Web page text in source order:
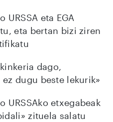
URSSA eta EGA
eta bertan bizi ziren
dago,
dugu beste lekurik»
URSSAko etxegabeak
zituela salatu